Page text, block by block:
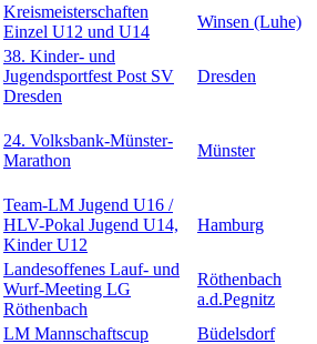
Kreismeisterschaften
Einzel U12 und U14
Winsen (Luhe)
38. Kinder- und
Jugendsportfest Post SV
Dresden
Dresden
24. Volksbank-Münster-
Marathon
Münster
Team-LM Jugend U16 /
HLV-Pokal Jugend U14,
Kinder U12
Hamburg
Landesoffenes Lauf- und
Wurf-Meeting LG
Röthenbach
Röthenbach
a.d.Pegnitz
LM Mannschaftscup
Büdelsdorf